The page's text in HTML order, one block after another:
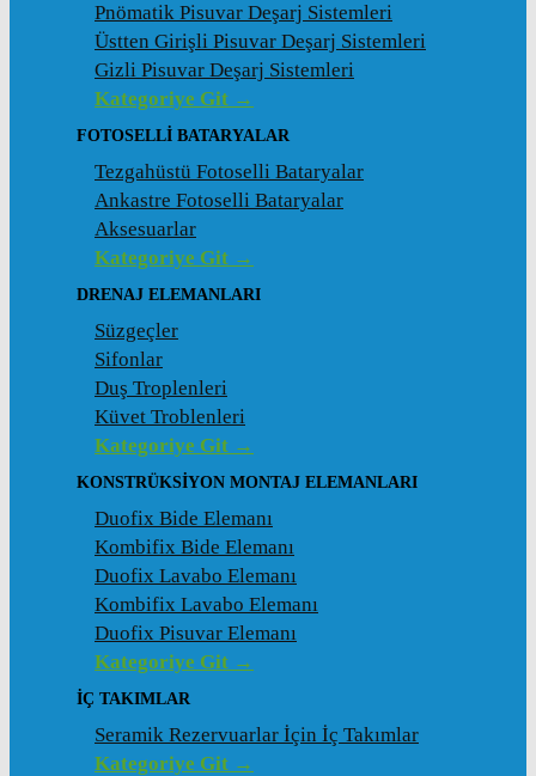
Pnömatik Pisuvar Deşarj Sistemleri
Üstten Girişli Pisuvar Deşarj Sistemleri
Gizli Pisuvar Deşarj Sistemleri
Kategoriye Git →
FOTOSELLI BATARYALAR
Tezgahüstü Fotoselli Bataryalar
Ankastre Fotoselli Bataryalar
Aksesuarlar
Kategoriye Git →
DRENAJ ELEMANLARI
Süzgeçler
Sifonlar
Duş Troplenleri
Küvet Troblenleri
Kategoriye Git →
KONSTRÜKSIYON MONTAJ ELEMANLARI
Duofix Bide Elemanı
Kombifix Bide Elemanı
Duofix Lavabo Elemanı
Kombifix Lavabo Elemanı
Duofix Pisuvar Elemanı
Kategoriye Git →
İÇ TAKIMLAR
Seramik Rezervuarlar İçin İç Takımlar
Kategoriye Git →